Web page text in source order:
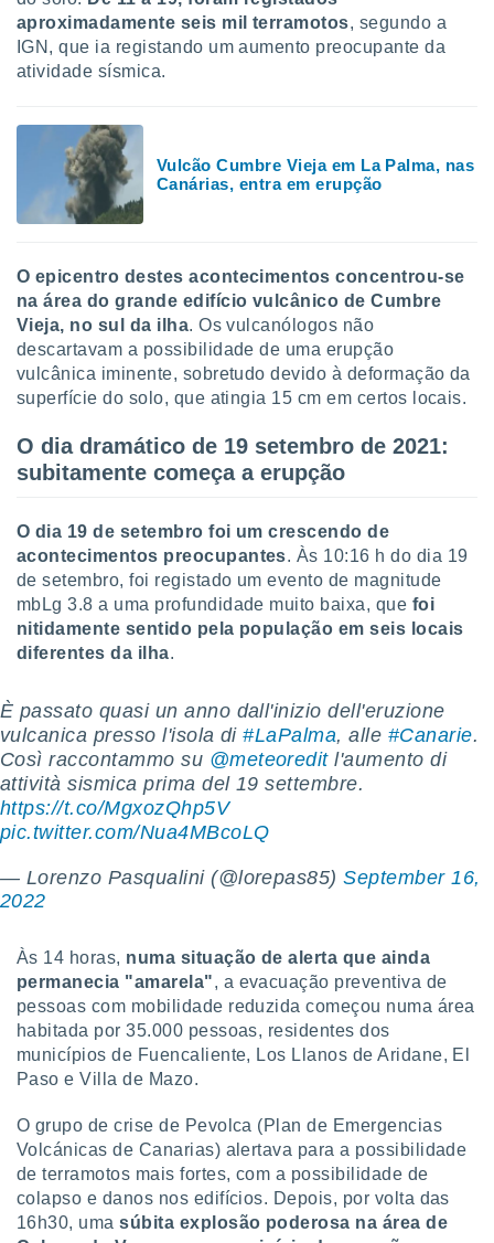
o
ou
Pode
de
através
únicos
como a
este sitio
IP e
de
seus
com
qual se
tal,
seu
ou opor-
qualquer
em “
na
o
ou aceder
num
para
aproximadamente seis mil terramotos, segundo a
IGN, que ia registando um aumento preocupante da
atividade sísmica.
Vulcão Cumbre Vieja em La Palma, nas
Canárias, entra em erupção
O epicentro destes acontecimentos concentrou-se
na área do grande edifício vulcânico de Cumbre
Vieja, no sul da ilha. Os vulcanólogos não
descartavam a possibilidade de uma erupção
vulcânica iminente, sobretudo devido à deformação da
superfície do solo, que atingia 15 cm em certos locais.
O dia dramático de 19 setembro de 2021:
subitamente começa a erupção
O dia 19 de setembro foi um crescendo de
acontecimentos preocupantes. Às 10:16 h do dia 19
de setembro, foi registado um evento de magnitude
mbLg 3.8 a uma profundidade muito baixa, que foi
nitidamente sentido pela população em seis locais
diferentes da ilha.
È passato quasi un anno dall'inizio dell'eruzione
vulcanica presso l'isola di#LaPalma, alle #Canarie.
Così raccontammo su @meteoreditl'aumento di
attività sismica prima del 19 settembre.
https://t.co/MgxozQhp5V
pic.twitter.com/Nua4MBcoLQ
— Lorenzo Pasqualini (@lorepas85)September 16,
2022
Às 14 horas, numa situação de alerta que ainda
permanecia "amarela", a evacuação preventiva de
pessoas com mobilidade reduzida começou numa área
habitada por 35.000 pessoas, residentes dos
municípios de Fuencaliente, Los Llanos de Aridane, El
Paso e Villa de Mazo.
O grupo de crise de Pevolca (Plan de Emergencias
Volcánicas de Canarias) alertava para a possibilidade
de terramotos mais fortes, com a possibilidade de
colapso e danos nos edifícios. Depois, por volta das
16h30, umasúbita explosão poderosa na área de